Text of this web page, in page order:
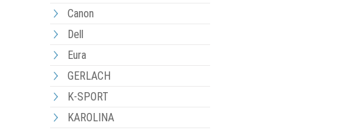
Canon
Dell
Eura
GERLACH
K-SPORT
KAROLINA